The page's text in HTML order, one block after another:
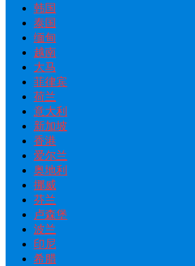
韩国
泰国
缅甸
越南
大马
菲律宾
荷兰
意大利
新加坡
香港
爱尔兰
奥地利
挪威
芬兰
卢森堡
波兰
印尼
希腊